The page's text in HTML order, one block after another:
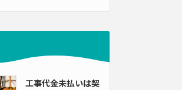
工事代金未払いは契